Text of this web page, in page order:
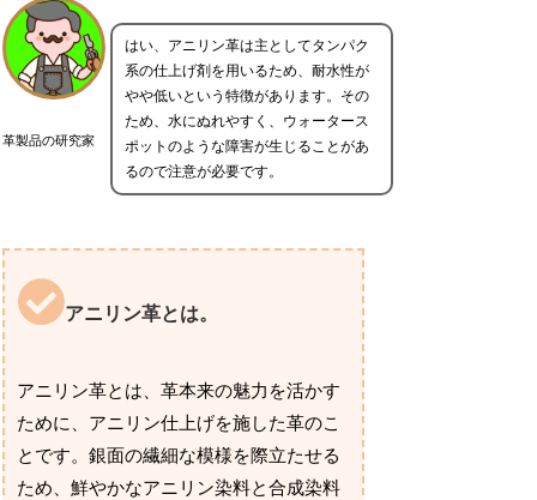
革製品の研究家
はい、アニリン革は主としてタンパク
系の仕上げ剤を用いるため、耐水性が
やや低いという特徴があります。その
ため、水にぬれやすく、ウォータース
ポットのような障害が生じることがあ
るので注意が必要です。
アニリン革とは。
アニリン革とは、革本来の魅力を活かす
ために、アニリン仕上げを施した革のこ
とです。銀面の繊細な模様を際立たせる
ため、鮮やかなアニリン染料と合成染料